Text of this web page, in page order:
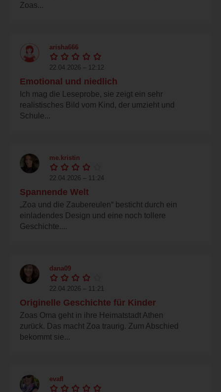
Zoas...
arisha666
22.04.2026 – 12:12
Emotional und niedlich
Ich mag die Leseprobe, sie zeigt ein sehr
realistisches Bild vom Kind, der umzieht und
Schule...
me.kristin
22.04.2026 – 11:24
Spannende Welt
„Zoa und die Zaubereulen“ besticht durch ein
einladendes Design und eine noch tollere
Geschichte....
dana09
22.04.2026 – 11:21
Originelle Geschichte für Kinder
Zoas Oma geht in ihre Heimatstadt Athen
zurück. Das macht Zoa traurig. Zum Abschied
bekommt sie...
evafl